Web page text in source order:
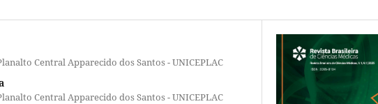
Central Apparecido dos Santos - UNICEPLAC
Central Apparecido dos Santos - UNICEPLAC